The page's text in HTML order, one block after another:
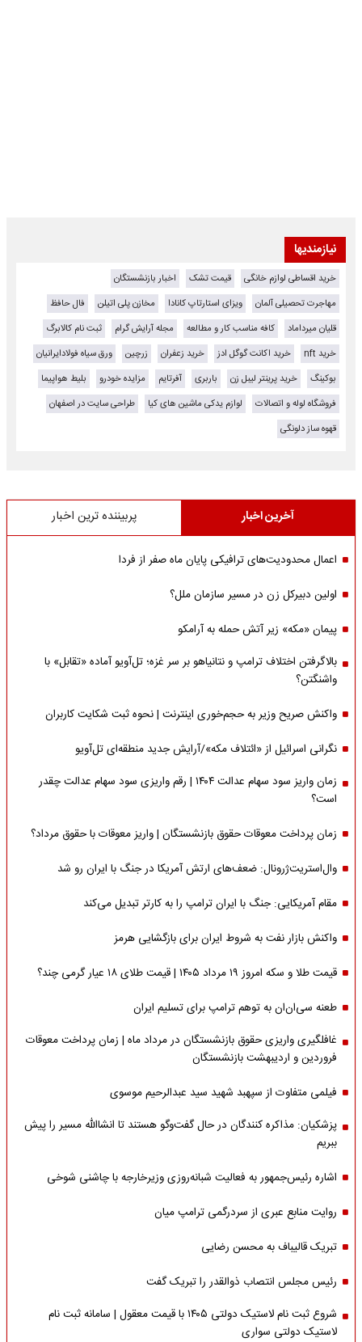
نیازمندیها
خرید اقساطی لوازم خانگی قیمت تشک
اخبار بازنشستگان
مهاجرت تحصیلی آلمان
ویزای استارتاپ کانادا مخازن پلی اتیلن
فال حافظ
قلیان میرداماد
کافه مناسب کار و مطالعه مجله آرایش گرام
ثبت نام کالابرگ
خرید nft
خرید اکانت گوگل ادز خرید زعفران زرچین
ورق سیاه فولادایرانیان
بوکینگ
خرید پرینتر لیبل زن باربری آفرتایم مزایده خودرو
بلیط هواپیما
فروشگاه لوله و اتصالات
لوازم یدکی ماشین های کیا
طراحی سایت در اصفهان
قهوه ساز دلونگی
آخرین اخبار پربیننده ترین اخبار
اعمال محدودیت‌های ترافیکی پایان ماه صفر از فردا
اولین دبیرکل زن در مسیر سازمان‌ ملل؟
پیمان «مکه» زیر آتش حمله به آرامکو
بالاگرفتن اختلاف ترامپ و نتانیاهو بر سر غزه؛ تل‌آویو آماده «تقابل» با
واشنگتن؟
واکنش صریح وزیر به حجم‌خوری اینترنت | نحوه ثبت شکایت کاربران
نگرانی اسرائیل از «ائتلاف مکه»/آرایش جدید منطقه‌ای تل‌آویو
زمان واریز سود سهام عدالت ۱۴۰۴ | رقم واریزی سود سهام عدالت چقدر
است؟
زمان پرداخت معوقات حقوق بازنشستگان | واریز معوقات با حقوق مرداد؟
وال‌استریت‌ژرونال: ضعف‌های ارتش آمریکا در جنگ با ایران رو شد
مقام آمریکایی: جنگ با ایران ترامپ را به کارتر تبدیل می‌کند
واکنش بازار نفت به شروط ایران برای بازگشایی هرمز
قیمت طلا و سکه امروز ۱۹ مرداد ۱۴۰۵ | قیمت طلای ۱۸ عیار گرمی چند؟
طعنه سی‌ان‌ان به توهم ترامپ برای تسلیم ایران
غافلگیری واریزی حقوق بازنشستگان در مرداد ماه | زمان پرداخت معوقات
فروردین و اردیبهشت بازنشستگان
فیلمی متفاوت از سپهبد شهید سید عبدالرحیم موسوی
پزشکیان: مذاکره کنندگان در حال گفت‌وگو هستند تا انشاالله مسیر را پیش
ببریم
اشاره‌ رئیس‌جمهور به فعالیت شبانه‌روزی وزیر‌خارجه با چاشنی شوخی
روایت منابع عبری از سردرگمی ترامپ میان
تبریک قالیباف به محسن رضایی
رئیس مجلس انتصاب ذوالقدر را تبریک گفت
شروع ثبت نام لاستیک دولتی ۱۴۰۵ با قیمت معقول | سامانه ثبت نام
لاستیک دولتی سواری